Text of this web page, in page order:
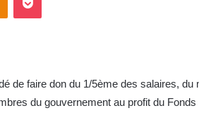
de faire don du 1/5ème des salaires, du
du gouvernement au profit du